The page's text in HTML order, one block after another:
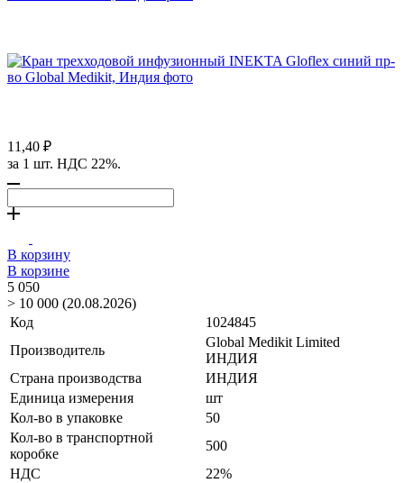
11,40 ₽
за 1 шт. НДС 22%.
В корзину
В корзине
5 050
> 10 000 (20.08.2026)
Код
1024845
Производитель
Global Medikit Limited
ИНДИЯ
Страна производства
ИНДИЯ
Единица измерения
шт
Кол-во в упаковке
50
Кол-во в транспортной
коробке
500
НДС
22%